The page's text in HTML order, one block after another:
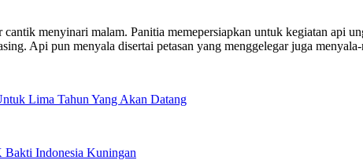
menyinari malam. Panitia memepersiapkan untuk kegiatan api
Api pun menyala disertai petasan yang menggelegar juga
Lima Tahun Yang Akan Datang
Indonesia Kuningan